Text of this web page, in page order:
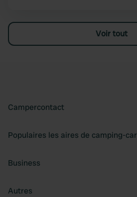
Voir tout
Campercontact
Populaires les aires de camping-car
Business
Autres